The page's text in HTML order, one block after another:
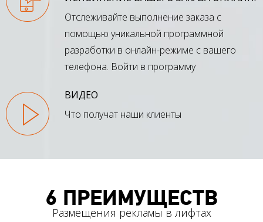
Отслеживайте выполнение заказа с
помощью уникальной программной
разработки в онлайн-режиме с вашего
телефона. Войти в программу
ВИДЕО
Что получат наши клиенты
6 ПРЕИМУЩЕСТВ
Размещения рекламы в лифтах